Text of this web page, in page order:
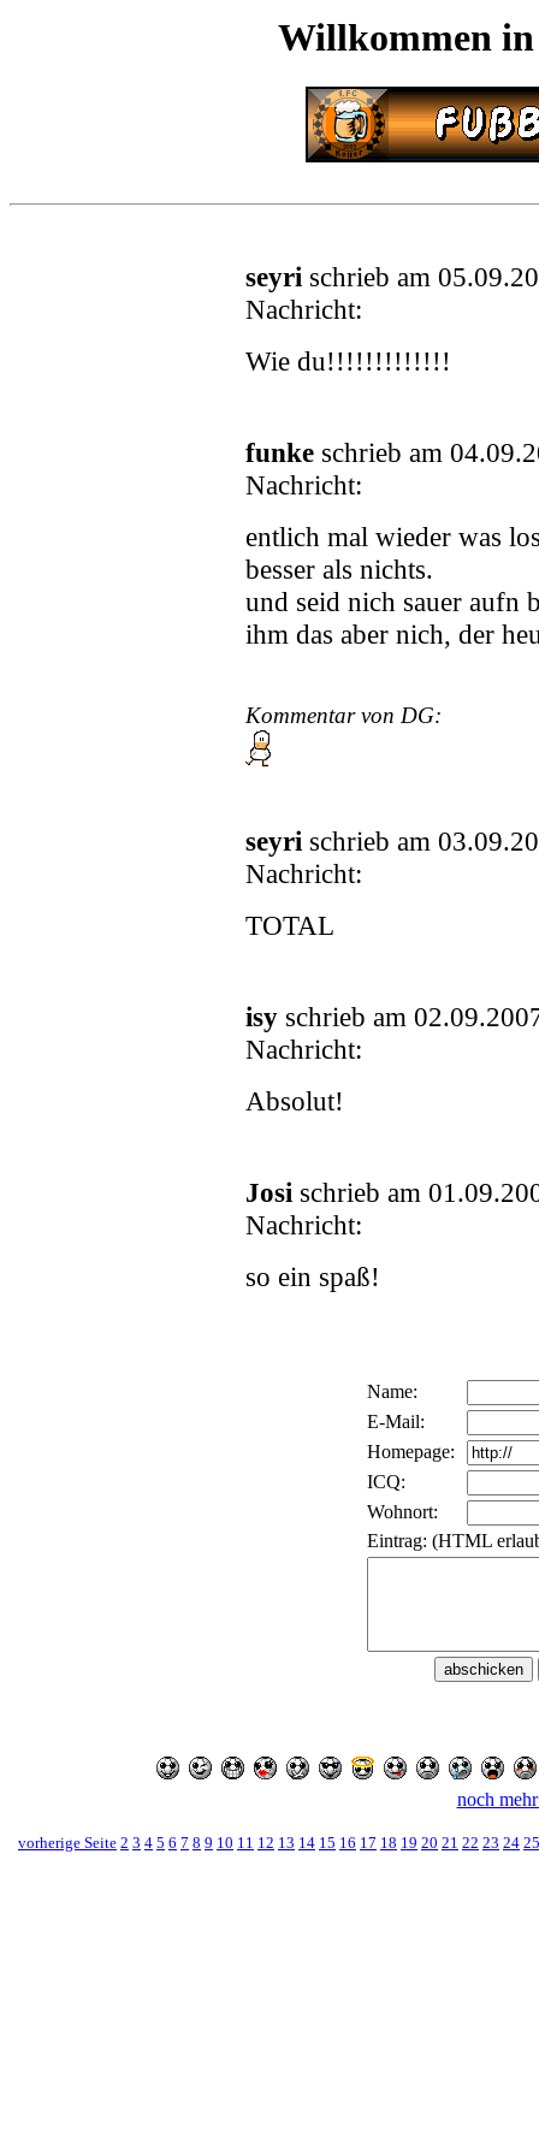
Willkommen
seyri schrieb am
Nachricht:
Wie du!!!!!!!!!!!!!
funke schrieb am
Nachricht:
entlich mal wieder was
besser als nichts.
und seid nich sauer aufn
ihm das aber nich, der
Kommentar von DG:
seyri schrieb am
Nachricht:
TOTAL
isy schrieb am
Nachricht:
Absolut!
Josi schrieb am
Nachricht:
so ein spaß!
Name:
E-Mail:
Homepage:
ICQ:
Wohnort:
Eintrag: (HTML
noch
vorherige Seite 2 3 4 5 6 7 8 9 10 11 12 13 14 15 16 17 18 19 20 21 22 23 24 25